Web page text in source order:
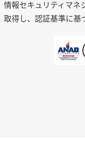
情報セキュリティマネ
取得し、認証基準に基